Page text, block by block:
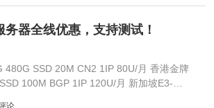
器全线优惠，支持测试！
SSD 20M CN2 1IP 80U/月 香港金牌
BGP 1IP 120U/月 新加坡E3-
论